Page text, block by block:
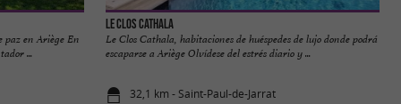
paz en Ariège En
...
Le Clos Cathala
Le Clos Cathala, habitaciones de huéspedes de lujo donde podrá
escaparse a Ariège Olvídese del estrés diario y ...
32,1 km - Saint-Paul-de-Jarrat